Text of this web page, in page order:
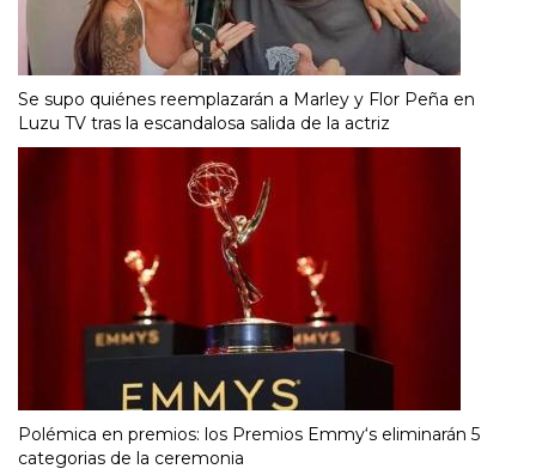
Se supo quiénes reemplazarán a Marley y Flor Peña en
Luzu TV tras la escandalosa salida de la actriz
Polémica en premios: los Premios Emmy‘s eliminarán 5
categorias de la ceremonia